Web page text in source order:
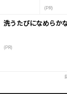
(PR)
洗うたびになめらか
(PR)